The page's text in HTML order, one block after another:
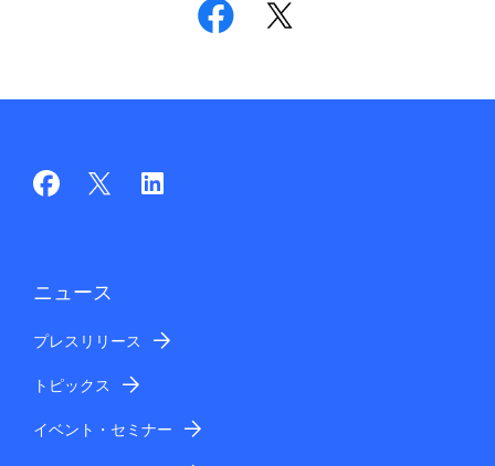
ニュース
プレスリリース
トピックス
イベント・セミナー